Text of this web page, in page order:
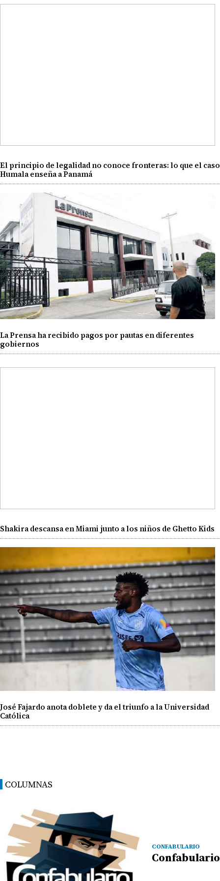
El principio de legalidad no conoce fronteras: lo que el caso
Humala enseña a Panamá
La Prensa ha recibido pagos por pautas en diferentes
gobiernos
Shakira descansa en Miami junto a los niños de Ghetto Kids
José Fajardo anota doblete y da el triunfo a la Universidad
Católica
COLUMNAS
CONFABULARIO
Confabulario